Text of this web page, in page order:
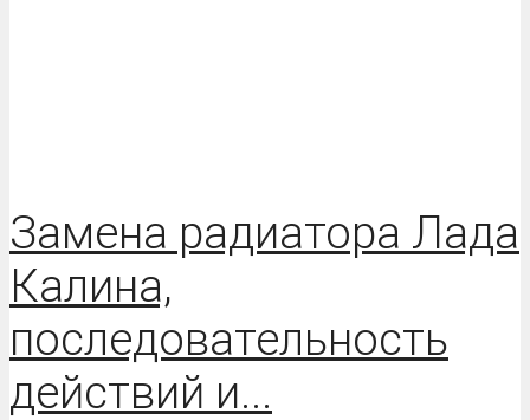
Замена радиатора Лада
Калина,
последовательность
действий и...